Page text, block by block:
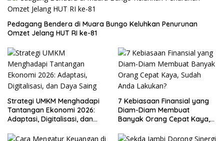
Pedagang Bendera di Muara Bungo Keluhkan Penurunan
Omzet Jelang HUT RI ke-81
Strategi UMKM Menghadapi
Tantangan Ekonomi 2026:
Adaptasi, Digitalisasi, dan
7 Kebiasaan Finansial yang
Diam-Diam Membuat
Banyak Orang Cepat Kaya,